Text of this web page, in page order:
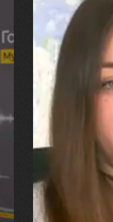
27.07.2026
"Я
плакала
болю.
бере за
далі"